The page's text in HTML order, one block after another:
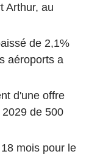
Arthur, au
de 2,1%
aéroports a
d'une offre
de 500
mois pour le